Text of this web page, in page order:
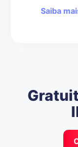
Saiba